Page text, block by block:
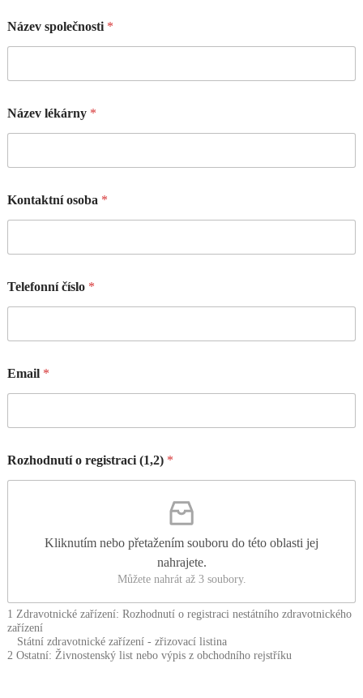
Název společnosti *
Název lékárny *
Kontaktní osoba *
Telefonní číslo *
Email *
Rozhodnutí o registraci (1,2) *
Kliknutím nebo přetažením souboru do této oblasti jej
nahrajete.
Můžete nahrát až 3 soubory.
1 Zdravotnické zařízení: Rozhodnutí o registraci nestátního zdravotnického
zařízení
Státní zdravotnické zařízení - zřizovací listina
2 Ostatní: Živnostenský list nebo výpis z obchodního rejstříku